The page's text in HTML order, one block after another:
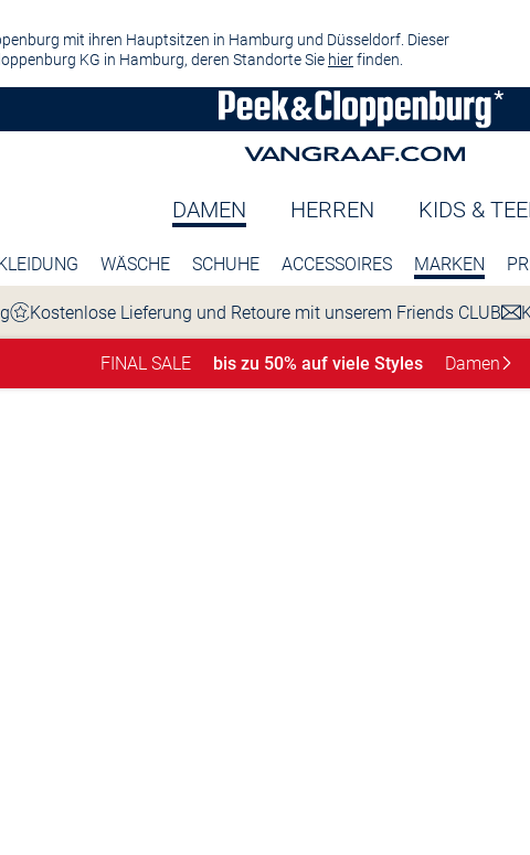
mit ihren Hauptsitzen in Hamburg und Düsseldorf. Dieser
KG in Hamburg, deren Standorte Sie hierfinden.
DAMEN HERREN KIDS &
WÄSCHE SCHUHE ACCESSOIRES MARKEN
Kostenlose Lieferung und Retoure mit unserem Friends CLUB
FINAL SALE bis zu 50% auf viele Styles Damen